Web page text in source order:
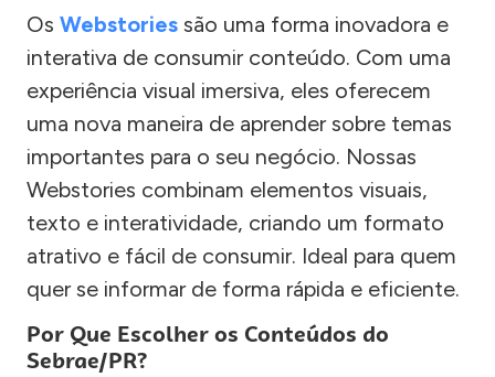
Os Webstories são uma forma inovadora e
interativa de consumir conteúdo. Com uma
experiência visual imersiva, eles oferecem
uma nova maneira de aprender sobre temas
importantes para o seu negócio. Nossas
Webstories combinam elementos visuais,
texto e interatividade, criando um formato
atrativo e fácil de consumir. Ideal para quem
quer se informar de forma rápida e eficiente.
Por Que Escolher os Conteúdos do
Sebrae/PR?